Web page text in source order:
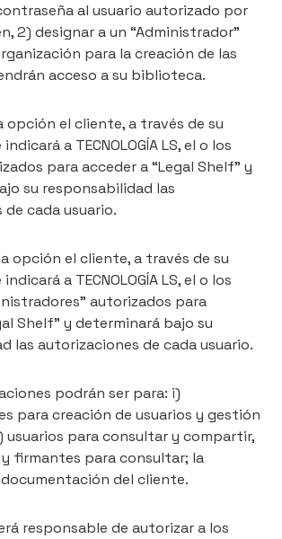
al usuario autorizado por
2) designar a un “Administrador”
para la creación de las
acceso a su biblioteca.
opción el cliente, a través de su
a TECNOLOGÍA LS, el o los
para acceder a “Legal Shelf” y
su responsabilidad las
cada usuario.
opción el cliente, a través de su
a TECNOLOGÍA LS, el o los
autorizados para
Shelf” y determinará bajo su
las autorizaciones de cada usuario.
podrán ser para: i)
para creación de usuarios y gestión
usuarios para consultar y compartir,
firmantes para consultar; la
del cliente.
responsable de autorizar a los